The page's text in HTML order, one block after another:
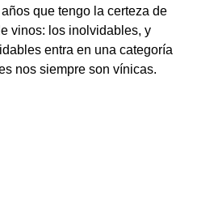
que tengo la certeza de
vinos: los inolvidables, y
entra en una categoría
nos siempre son vínicas.